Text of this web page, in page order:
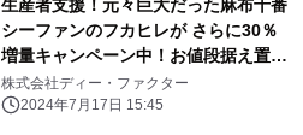
生産者支援！元々巨大だった麻布十番
シーファンのフカヒレが さらに30％
増量キャンペーン中！お値段据え置き
で期間限定開催
株式会社ディー・ファクター
2024年7月17日 15:45